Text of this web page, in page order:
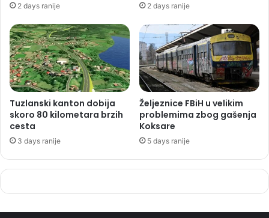
2 days ranije 2 days ranije
Tuzlanski kanton dobija
skoro 80 kilometara brzih
cesta
3 days ranije
Željeznice FBiH u velikim
problemima zbog gašenja
Koksare
5 days ranije